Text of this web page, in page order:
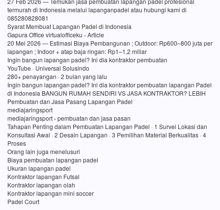
termurah di Indonesia melalui lapanganpadel atau hubungi kami di
085280828081
Syarat Membuat Lapangan Padel di Indonesia
Gapura Office virtualofficeku › Article
20 Mei 2026 — Estimasi Biaya Pembangunan ; Outdoor: Rp600–800 juta per
lapangan ; Indoor + atap baja ringan: Rp1–1,2 miliar
Ingin bangun lapangan padel? Ini dia kontraktor pembuatan
YouTube · Universal Solusindo
280+ penayangan · 2 bulan yang lalu
Ingin bangun lapangan padel? Ini dia kontraktor pembuatan lapangan Padel
di Indonesia BANGUN RUMAH SENDIRI VS JASA KONTRAKTOR? LEBIH
Pembuatan dan Jasa Pasang Lapangan Padel
mediajaringsport
mediajaringsport › pembuatan dan jasa pasan
Tahapan Penting dalam Pembuatan Lapangan Padel · 1 Survei Lokasi dan
Konsultasi Awal · 2 Desain Lapangan · 3 Pemilihan Material Berkualitas · 4
Proses
Orang lain juga menelusuri
Biaya pembuatan lapangan padel
Ukuran lapangan padel
Kontraktor lapangan Futsal
Kontraktor lapangan olah
Kontraktor lapangan mini soccer
Padel Court